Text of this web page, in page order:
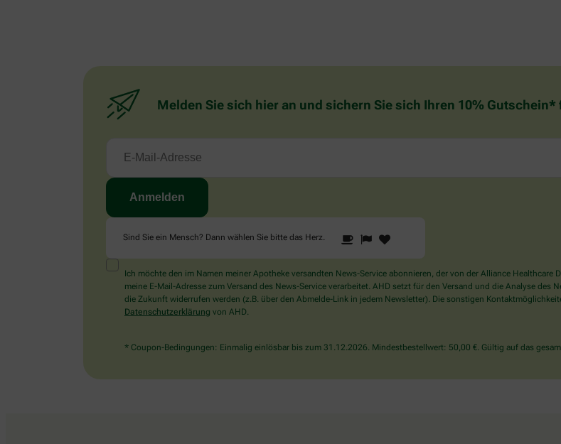
Melden Sie sich hier an und sichern Sie sich Ihren 10%
Sind Sie ein Mensch? Dann wählen Sie bitte das Herz.
Sind
Sie
Mensch?
Dann
wählen
Herz.
1 2
Ich möchte den im Namen meiner Apotheke versandten News-Service abonnieren, der von der Alliance
meine E-Mail-Adresse zum Versand des News-Service verarbeitet. AHD setzt für den Versand und die Analyse
die Zukunft widerrufen werden (z.B. über den Abmelde-Link in jedem Newsletter). Die sonstigen
Datenschutzerklärung von AHD.
* Coupon-Bedingungen: Einmalig einlösbar bis zum 31.12.2026. Mindestbestellwert: 50,00 €. Gültig auf das